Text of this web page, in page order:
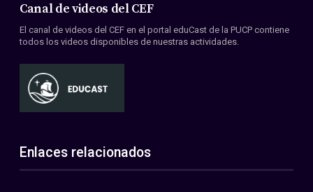
Canal de videos del CEF
El canal de videos del CEF en el portal eduCast de la PUCP contiene
todos los videos disponibles de nuestras actividades.
Enlaces relacionados